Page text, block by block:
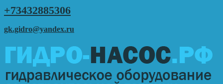
+73432885306
gk.gidro@yandex.ru